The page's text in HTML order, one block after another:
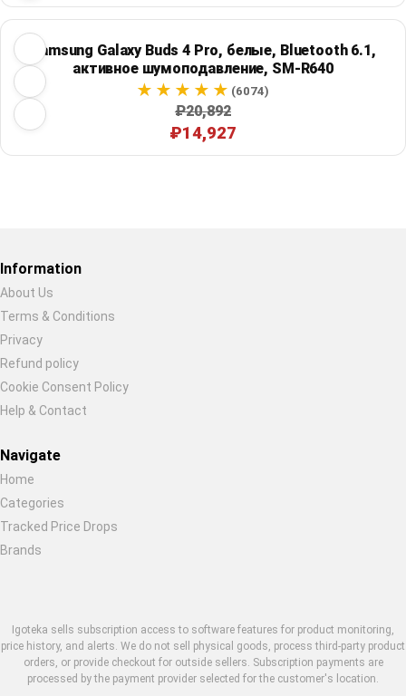
Samsung Galaxy Buds 4 Pro, белые, Bluetooth 6.1,
активное шумоподавление, SM-R640
(6074)
₽20,892
₽14,927
Information
About Us
Terms & Conditions
Privacy
Refund policy
Cookie Consent Policy
Help & Contact
Navigate
Home
Categories
Tracked Price Drops
Brands
Igoteka sells subscription access to software features for product monitoring,
price history, and alerts. We do not sell physical goods, process third-party product
orders, or provide checkout for outside sellers. Subscription payments are
processed by the payment provider selected for the customer's location.